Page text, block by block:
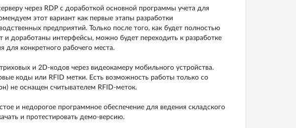
через RDP с доработкой основной программы учета для
этот вариант как первые этапы разработки
предприятий. Только после того, как будет полностью
доработаны интерфейсы, можно будет переходить к разработке
для конкретного рабочего места.
и 2D-кодов через видеокамеру мобильного устройства.
коды или RFID метки. Есть возможность работы только со
не оснащен считывателем RFID-меток.
и недорогое программное обеспечение для ведения складского
и протестировать демо-версию.